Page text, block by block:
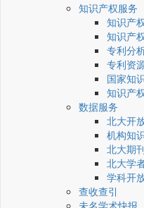
知识产权服务
知识产
知识产
专利分
专利资
国家知
知识产
数据服务
北大开
机构知
北大期
北大学
学科开
查收查引